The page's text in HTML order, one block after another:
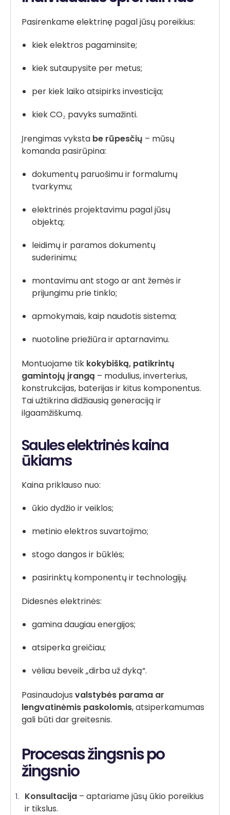
Pasirenkame elektrinę pagal jūsų poreikius:
kiek elektros pagaminsite;
kiek sutaupysite per metus;
per kiek laiko atsipirks investicija;
kiek CO₂ pavyks sumažinti.
Įrengimas vyksta be rūpesčių – mūsų
komanda pasirūpina:
dokumentų paruošimu ir formalumų
tvarkymu;
elektrinės projektavimu pagal jūsų
objektą;
leidimų ir paramos dokumentų
suderinimu;
montavimu ant stogo ar ant žemės ir
prijungimu prie tinklo;
apmokymais, kaip naudotis sistema;
nuotoline priežiūra ir aptarnavimu.
Montuojame tik kokybišką, patikrintų
gamintojų įrangą – modulius, inverterius,
konstrukcijas, baterijas ir kitus komponentus.
Tai užtikrina didžiausią generaciją ir
ilgaamžiškumą.
Saules elektrinės kaina
ūkiams
Kaina priklauso nuo:
ūkio dydžio ir veiklos;
metinio elektros suvartojimo;
stogo dangos ir būklės;
pasirinktų komponentų ir technologijų.
Didesnės elektrinės:
gamina daugiau energijos;
atsiperka greičiau;
vėliau beveik „dirba už dyką“.
Pasinaudojus valstybės parama ar
lengvatinėmis paskolomis, atsiperkamumas
gali būti dar greitesnis.
Procesas žingsnis po
žingsnio
Konsultacija – aptariame jūsų ūkio poreikius
ir tikslus.